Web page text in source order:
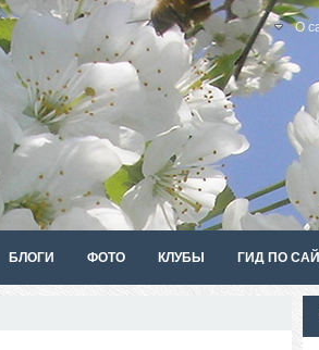
О
БЛОГИ ФОТО КЛУБЫ ГИД ПО